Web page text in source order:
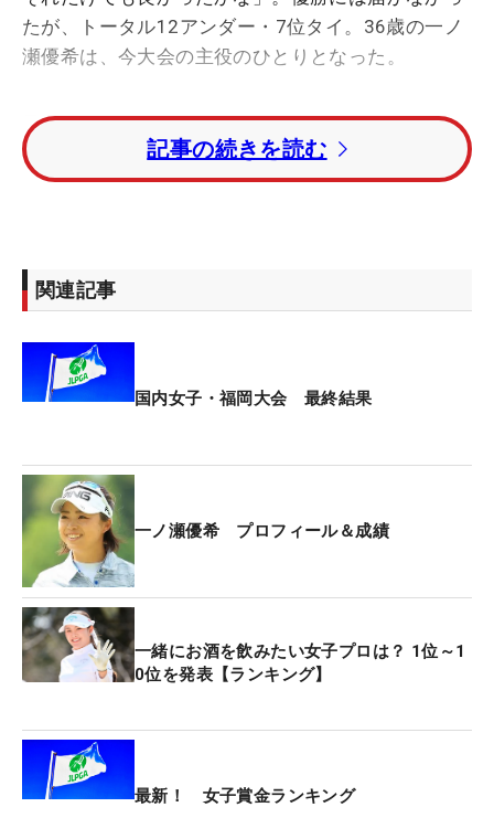
たが、トータル12アンダー・7位タイ。36歳の一ノ
瀬優希は、今大会の主役のひとりとなった。
予選ラウンドはトータル6アンダー・12位タイで突
破。3日目に「67」をマークし、首位タイに浮上し
た。史上初の“ステップ→レギュラー”2週連続V、
最終日に挑んだ。
いといけないと思っているのに、焦って伸ばしきれ
なかった。緊張していると（体が）動かないんだ
ーができなかった。
2度の産休・育休を経て、今年4月、1年7カ月ぶりに
ツアー復帰。今大会では、夫でツアー2勝のプロゴ
ルファー・谷口拓也がキャディを務め、最終日には
2人の子どもも会場で“戦うママ”の姿を見守った。
ツアーの厳しさを知る谷口は、「そんなにうまくは
ったと思う。子どもを産んでから、飛距離は確実に
伸びている。トレーニングの成果でしょうね。これ
からも、やっていけると思う」と、妻にエールを送
記事の続きを読む
関連記事
国内女子・福岡大会 最終結果
一ノ瀬優希 プロフィール＆成績
一緒にお酒を飲みたい女子プロは？ 1位～1
0位を発表【ランキング】
最新！ 女子賞金ランキング